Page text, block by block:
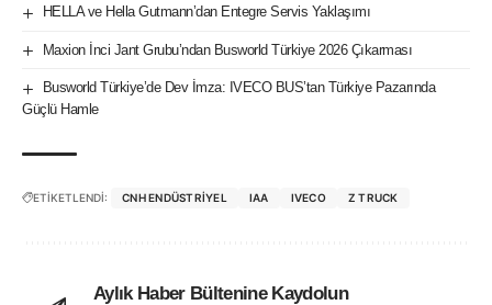
HELLA ve Hella Gutmann’dan Entegre Servis Yaklaşımı
Maxion İnci Jant Grubu’ndan Busworld Türkiye 2026 Çıkarması
Busworld Türkiye’de Dev İmza: IVECO BUS’tan Türkiye Pazarında
Güçlü Hamle
ETİKETLENDİ: CNH ENDÜSTRIYEL IAA IVECO Z TRUCK
Aylık Haber Bültenine Kaydolun